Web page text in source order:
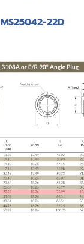
MS25042-22D